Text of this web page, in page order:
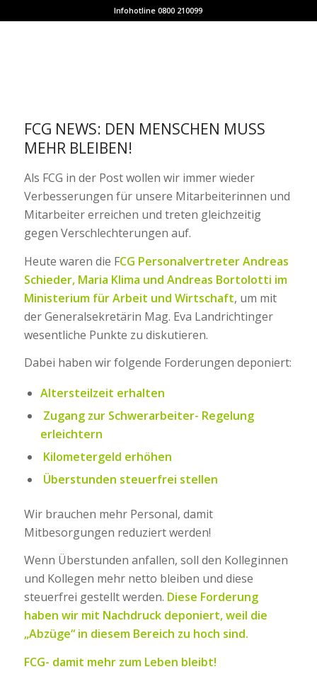
Infohotline 0800 210099
FCG NEWS: DEN MENSCHEN MUSS
MEHR BLEIBEN!
Als FCG in der Post wollen wir immer wieder
Verbesserungen für unsere Mitarbeiterinnen und
Mitarbeiter erreichen und treten gleichzeitig
gegen Verschlechterungen auf.
Heute waren die FCG Personalvertreter Andreas
Schieder, Maria Klima und Andreas Bortolotti im
Ministerium für Arbeit und Wirtschaft, um mit
der Generalsekretärin Mag. Eva Landrichtinger
wesentliche Punkte zu diskutieren.
Dabei haben wir folgende Forderungen deponiert:
Altersteilzeit erhalten
Zugang zur Schwerarbeiter- Regelung
erleichtern
Kilometergeld erhöhen
Überstunden steuerfrei stellen
Wir brauchen mehr Personal, damit
Mitbesorgungen reduziert werden!
Wenn Überstunden anfallen, soll den Kolleginnen
und Kollegen mehr netto bleiben und diese
steuerfrei gestellt werden. Diese Forderung
haben wir mit Nachdruck deponiert, weil die
„Abzüge“ in diesem Bereich zu hoch sind.
FCG- damit mehr zum Leben bleibt!